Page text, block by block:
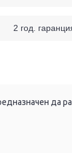
2 год.
да